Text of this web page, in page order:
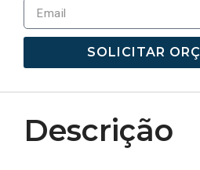
SOLICITAR
Descrição